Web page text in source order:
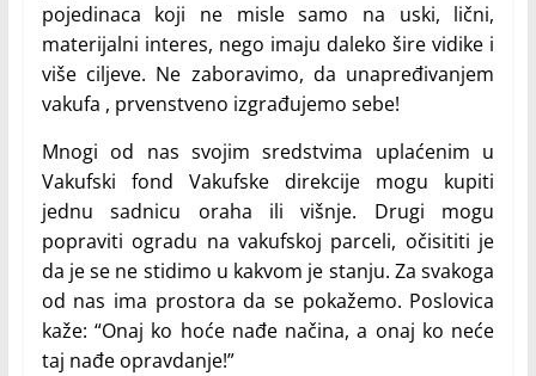
pojedinaca koji ne misle samo na uski, lični,
materijalni interes, nego imaju daleko šire vidike i
više ciljeve. Ne zaboravimo, da unapređivanjem
vakufa , prvenstveno izgrađujemo sebe!
Mnogi od nas svojim sredstvima uplaćenim u
Vakufski fond Vakufske direkcije mogu kupiti
jednu sadnicu oraha ili višnje. Drugi mogu
popraviti ogradu na vakufskoj parceli, očisititi je
da je se ne stidimo u kakvom je stanju. Za svakoga
od nas ima prostora da se pokažemo. Poslovica
kaže: “Onaj ko hoće nađe načina, a onaj ko neće
taj nađe opravdanje!”